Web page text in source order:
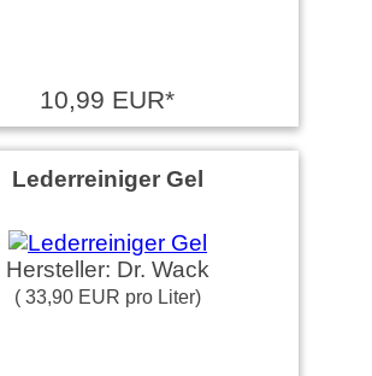
10,99 EUR*
Lederreiniger Gel
Hersteller: Dr. Wack
( 33,90 EUR pro Liter)